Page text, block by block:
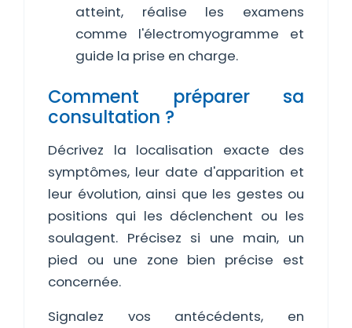
atteint, réalise les examens
comme l'électromyogramme et
guide la prise en charge.
Comment préparer sa
consultation ?
Décrivez la localisation exacte des
symptômes, leur date d'apparition et
leur évolution, ainsi que les gestes ou
positions qui les déclenchent ou les
soulagent. Précisez si une main, un
pied ou une zone bien précise est
concernée.
Signalez vos antécédents, en